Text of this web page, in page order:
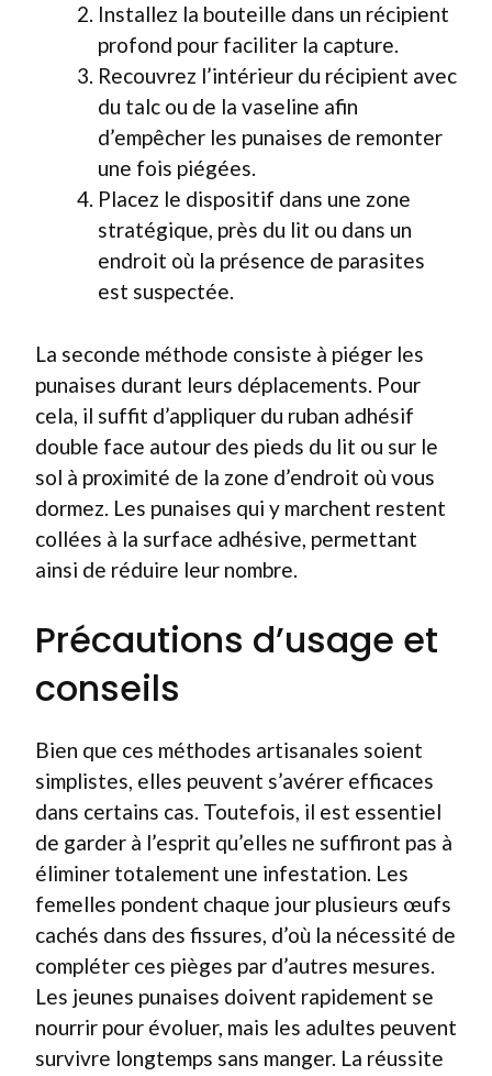
Installez la bouteille dans un récipient
profond pour faciliter la capture.
Recouvrez l’intérieur du récipient avec
du talc ou de la vaseline afin
d’empêcher les punaises de remonter
une fois piégées.
Placez le dispositif dans une zone
stratégique, près du lit ou dans un
endroit où la présence de parasites
est suspectée.
La seconde méthode consiste à piéger les
punaises durant leurs déplacements. Pour
cela, il suffit d’appliquer du ruban adhésif
double face autour des pieds du lit ou sur le
sol à proximité de la zone d’endroit où vous
dormez. Les punaises qui y marchent restent
collées à la surface adhésive, permettant
ainsi de réduire leur nombre.
Précautions d’usage et
conseils
Bien que ces méthodes artisanales soient
simplistes, elles peuvent s’avérer efficaces
dans certains cas. Toutefois, il est essentiel
de garder à l’esprit qu’elles ne suffiront pas à
éliminer totalement une infestation. Les
femelles pondent chaque jour plusieurs œufs
cachés dans des fissures, d’où la nécessité de
compléter ces pièges par d’autres mesures.
Les jeunes punaises doivent rapidement se
nourrir pour évoluer, mais les adultes peuvent
survivre longtemps sans manger. La réussite